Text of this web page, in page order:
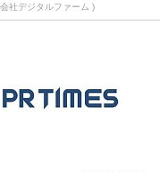
社デジタルファーム )